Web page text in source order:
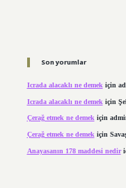
Son yorumlar
Icrada alacaklı ne demek için
Icrada alacaklı ne demek için
Çerağ etmek ne demekiçin
Çerağ etmek ne demek için
Anayasanın 178 maddesi nedir